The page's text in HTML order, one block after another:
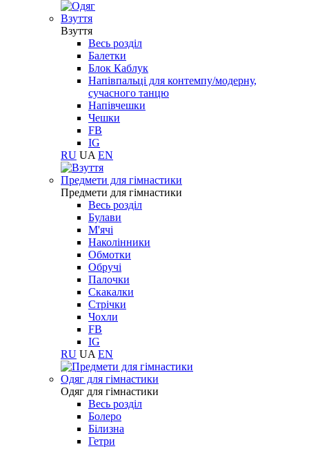
Взуття
Взуття
Весь розділ
Балетки
Блок Каблук
Напівпальці для контемпу/модерну,
сучасного танцю
Напівчешки
Чешки
FB
IG
RU UA EN
Предмети для гімнастики
Предмети для гімнастики
Весь розділ
Булави
М'ячі
Наколінники
Обмотки
Обручі
Палочки
Скакалки
Стрічки
Чохли
FB
IG
RU UA EN
Одяг для гімнастики
Одяг для гімнастики
Весь розділ
Болеро
Білизна
Гетри